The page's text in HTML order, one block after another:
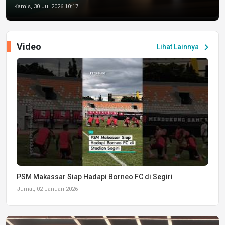
Kamis, 30 Jul 2026 10:17
Lihat Lainnya chevron_right
Video
PSM Makassar Siap Hadapi Borneo FC di Segiri
Jumat, 02 Januari 2026